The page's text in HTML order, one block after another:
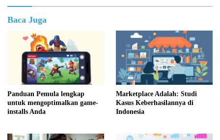
Baca Juga
Panduan Pemula lengkap
untuk mengoptimalkan game-
installs Anda
Marketplace Adalah: Studi
Kasus Keberhasilannya di
Indonesia